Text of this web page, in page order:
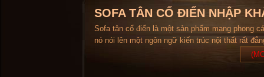
SOFA TÂN CỔ ĐIỂN NHẬP
Sofa tân cổ điển là một sản phẩm mang phong
nó nói lên một ngôn ngữ kiến trúc nội thất rất